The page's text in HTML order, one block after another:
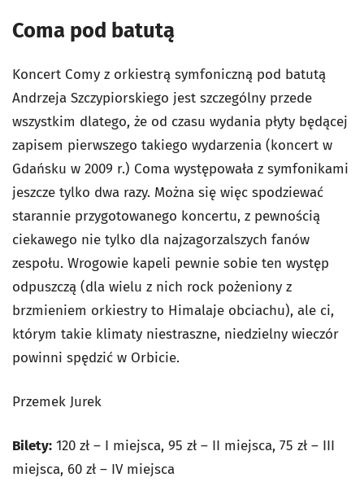
Coma pod batutą
Koncert Comy z orkiestrą symfoniczną pod batutą
Andrzeja Szczypiorskiego jest szczególny przede
wszystkim dlatego, że od czasu wydania płyty będącej
zapisem pierwszego takiego wydarzenia (koncert w
Gdańsku w 2009 r.) Coma występowała z symfonikami
jeszcze tylko dwa razy. Można się więc spodziewać
starannie przygotowanego koncertu, z pewnością
ciekawego nie tylko dla najzagorzalszych fanów
zespołu. Wrogowie kapeli pewnie sobie ten występ
odpuszczą (dla wielu z nich rock pożeniony z
brzmieniem orkiestry to Himalaje obciachu), ale ci,
którym takie klimaty niestraszne, niedzielny wieczór
powinni spędzić w Orbicie.
Przemek Jurek
Bilety: 120 zł – I miejsca, 95 zł – II miejsca, 75 zł – III
miejsca, 60 zł – IV miejsca